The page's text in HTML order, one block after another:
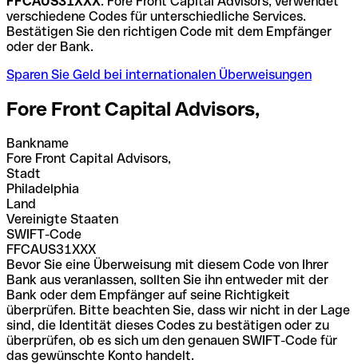
verschiedene Codes für unterschiedliche Services.
Bestätigen Sie den richtigen Code mit dem Empfänger
oder der Bank.
Sparen Sie Geld bei internationalen Überweisungen
Fore Front Capital Advisors,
Bankname
Fore Front Capital Advisors,
Stadt
Philadelphia
Land
Vereinigte Staaten
SWIFT-Code
FFCAUS31XXX
Bevor Sie eine Überweisung mit diesem Code von Ihrer
Bank aus veranlassen, sollten Sie ihn entweder mit der
Bank oder dem Empfänger auf seine Richtigkeit
überprüfen. Bitte beachten Sie, dass wir nicht in der Lage
sind, die Identität dieses Codes zu bestätigen oder zu
überprüfen, ob es sich um den genauen SWIFT-Code für
das gewünschte Konto handelt.